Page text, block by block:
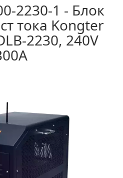
2230-1 - Блок
тока Kongter
2230, 240V